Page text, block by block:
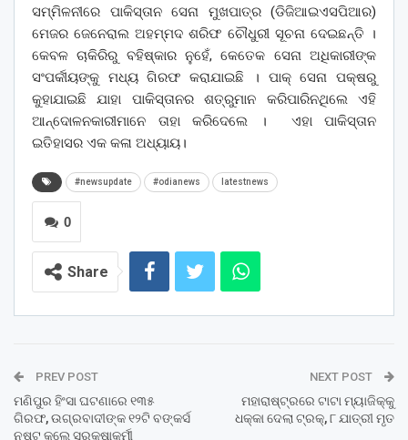
ସମ୍ମିଳନୀରେ ପାକିସ୍ତାନ ସେନା ମୁଖପାତ୍ର (ଡିଜିଆଇଏସପିଆର)
ମେଜର ଜେନେରାଲ ଅହମ୍ମଦ ଶରିଫ ଚୌଧୁରୀ ସୂଚନା ଦେଇଛନ୍ତି ।
କେବଳ ଚାକିରିରୁ ବହିଷ୍କାର ନୁହେଁ, କେତେକ ସେନା ଅଧିକାରୀଙ୍କ
ସଂପର୍କୀୟଙ୍କୁ ମଧ୍ୟ ଗିରଫ କରାଯାଇଛି । ପାକ୍ ସେନା ପକ୍ଷରୁ
କୁହାଯାଇଛି ଯାହା ପାକିସ୍ତାନର ଶତ୍ରୁମାନ କରିପାରିନଥିଲେ ଏହି
ଆନ୍ଦୋଳନକାରୀମାନେ ତାହା କରିଦେଲେ । ଏହା ପାକିସ୍ତାନ
ଇତିହାସର ଏକ କଳା ଅଧ୍ୟାୟ।
#newsupdate #odianews latestnews
0
Share
PREV POST
ମଣିପୁର ହିଂସା ଘଟଣାରେ ୧୩୫
ଗିରଫ, ଉଗ୍ରବାଦୀଙ୍କ ୧୨ଟି ବଙ୍କର୍ସ
ନଷ୍ଟ କଲେ ସୁରକ୍ଷାକର୍ମୀ
NEXT POST
ମହାରାଷ୍ଟ୍ରରେ ଟାଟା ମ୍ୟାଜିକ୍‌କୁ
ଧକ୍କା ଦେଲା ଟ୍ରକ୍‌, ୮ ଯାତ୍ରୀ ମୃତ